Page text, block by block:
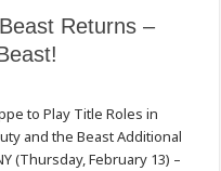
Returns –
to Play Title Roles in
and the Beast Additional
(Thursday, February 13) –